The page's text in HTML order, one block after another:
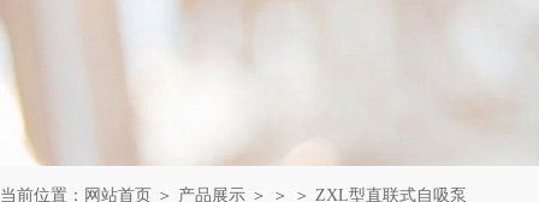
当前位置： 网站首页 ＞ 产品展示 ＞ ＞ ＞ ZXL型直联式自吸泵